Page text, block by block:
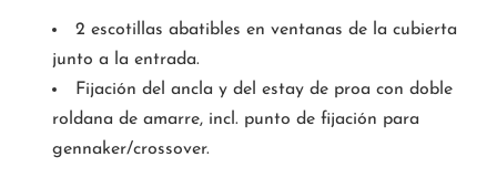
2 escotillas abatibles en ventanas de la cubierta
junto a la entrada.
Fijación del ancla y del estay de proa con doble
roldana de amarre, incl. punto de fijación para
gennaker/crossover.